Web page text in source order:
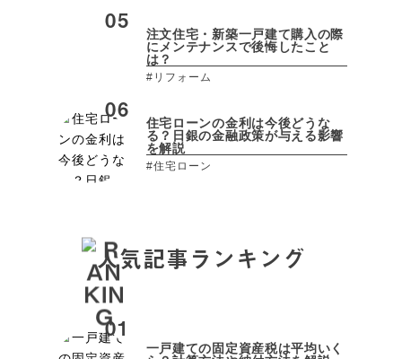
注文住宅・新築一戸建て購入の際
にメンテナンスで後悔したこと
は？
#リフォーム
住宅ローンの金利は今後どうな
る？日銀の金融政策が与える影響
を解説
#住宅ローン
人気記事ランキング
一戸建ての固定資産税は平均いく